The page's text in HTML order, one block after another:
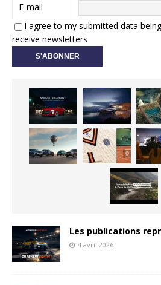
E-mail
I agree to my submitted data
receive newsletters
Les publications
4 avril 2026